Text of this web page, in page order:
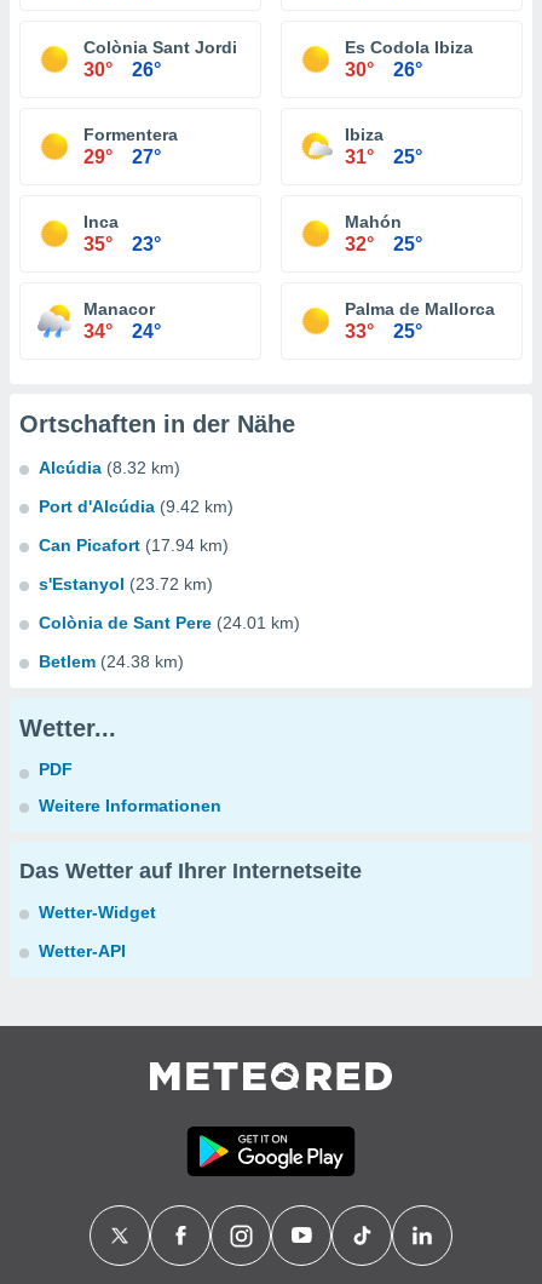
Colònia Sant Jordi
30° 26°
Es Codola Ibiza
30° 26°
Formentera
29° 27°
Ibiza
31° 25°
Inca
35° 23°
Mahón
32° 25°
Manacor
34° 24°
Palma de Mallorca
33° 25°
Ortschaften in der Nähe
Alcúdia (8.32 km)
Port d'Alcúdia (9.42 km)
Can Picafort (17.94 km)
s'Estanyol (23.72 km)
Colònia de Sant Pere (24.01 km)
Betlem (24.38 km)
Wetter...
PDF
Weitere Informationen
Das Wetter auf Ihrer Internetseite
Wetter-Widget
Wetter-API